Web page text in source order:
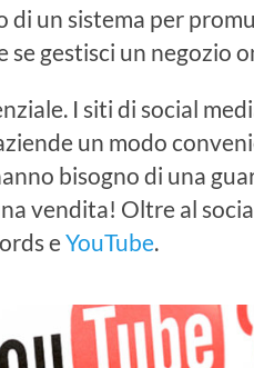
un sistema per
gestisci un negozio
I siti di social
un modo
bisogno di una
vendita! Oltre al
eYouTube.